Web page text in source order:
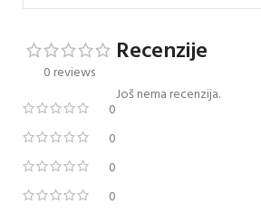
0 reviews
0
0
0
0
Recenzije
Još nema recenzija.